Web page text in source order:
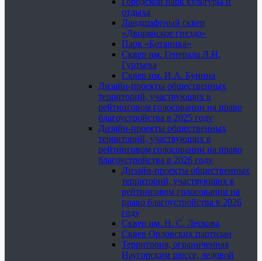
отдыха
Ландшафтный сквер
«Дворянское гнездо»
Парк «Ботаника»
Сквер им. Генерала Л.Н.
Гуртьева
Сквер им. И.А. Бунина
Дизайн-проекты общественных
территорий, участвующих в
рейтинговом голосовании на право
благоустройства в 2025 году
Дизайн-проекты общественных
территорий, участвующих в
рейтинговом голосовании на право
благоустройства в 2026 году
Дизайн-проекты общественных
территорий, участвующих в
рейтинговом голосовании на
право благоустройства в 2026
году
Сквер им. Н. С. Лескова
Сквер Орловских партизан
Территория, ограниченная
Наугорским шоссе, ледовой